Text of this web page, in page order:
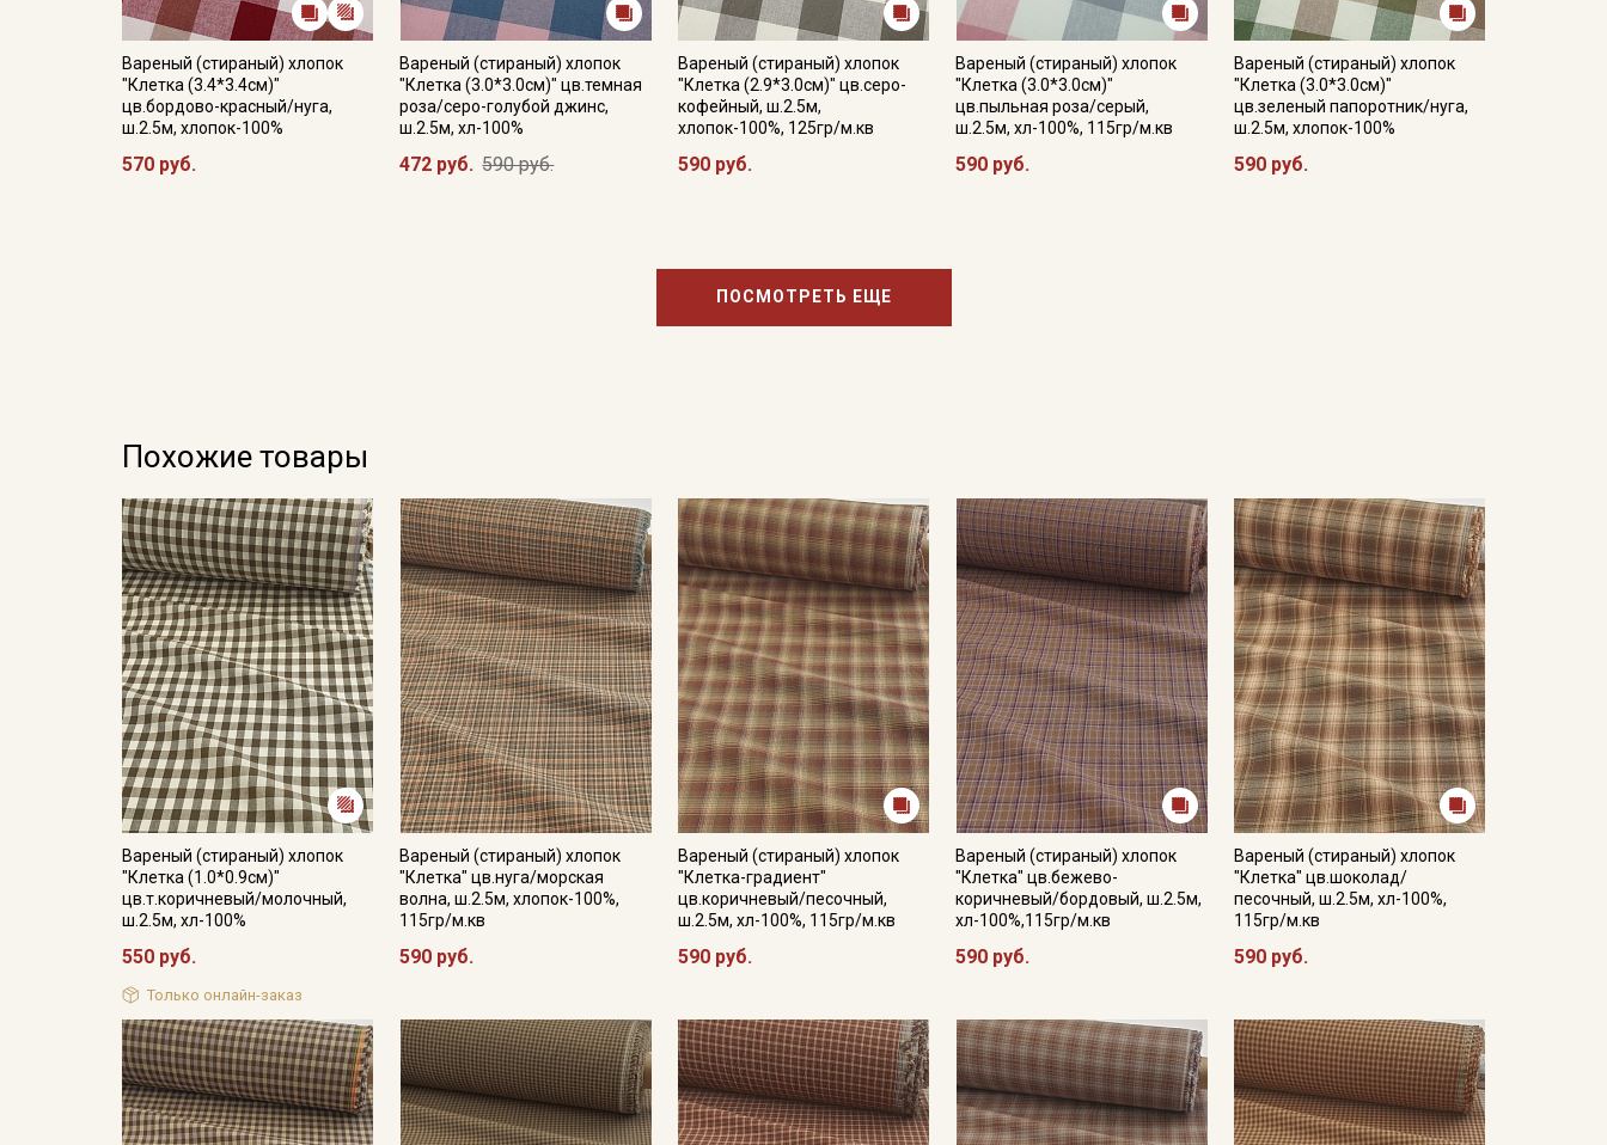
Вареный (стираный) хлопок
"Клетка (3.4*3.4см)"
цв.бордово-красный/нуга,
ш.2.5м, хлопок-100%
570 руб.
Вареный (стираный) хлопок
"Клетка (3.0*3.0см)" цв.темная
роза/серо-голубой джинс,
ш.2.5м, хл-100%
472 руб. 590 руб.
Вареный (стираный) хлопок
"Клетка (2.9*3.0см)" цв.серо-
кофейный, ш.2.5м,
хлопок-100%, 125гр/м.кв
590 руб.
Вареный (стираный) хлопок
"Клетка (3.0*3.0см)"
цв.пыльная роза/серый,
ш.2.5м, хл-100%, 115гр/м.кв
590 руб.
Вареный (стираный) хлопок
"Клетка (3.0*3.0см)"
цв.зеленый папоротник/нуга,
ш.2.5м, хлопок-100%
590 руб.
ПОСМОТРЕТЬ ЕЩЕ
Похожие товары
Вареный (стираный) хлопок
"Клетка (1.0*0.9см)"
цв.т.коричневый/молочный,
ш.2.5м, хл-100%
550 руб.
Только онлайн-заказ
Вареный (стираный) хлопок
"Клетка" цв.нуга/морская
волна, ш.2.5м, хлопок-100%,
115гр/м.кв
590 руб.
Вареный (стираный) хлопок
"Клетка-градиент"
цв.коричневый/песочный,
ш.2.5м, хл-100%, 115гр/м.кв
590 руб.
Вареный (стираный) хлопок
"Клетка" цв.бежево-
коричневый/бордовый, ш.2.5м,
хл-100%,115гр/м.кв
590 руб.
Вареный (стираный) хлопок
"Клетка" цв.шоколад/
песочный, ш.2.5м, хл-100%,
115гр/м.кв
590 руб.